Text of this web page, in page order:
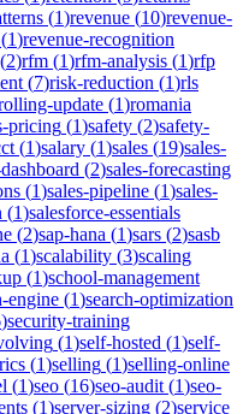
(1)revenue (10)revenue-
(1)revenue-recognition
(2)rfm (1)rfm-analysis (1)rfp
(7)risk-reduction (1)rls
update (1)romania
pricing (1)safety (2)safety-
(1)salary (1)sales (19)sales-
(2)sales-forecasting
(1)sales-pipeline (1)sales-
(1)salesforce-essentials
(2)sap-hana (1)sars (2)sasb
(1)scalability (3)scaling
(1)school-management
engine (1)search-optimization
)security-training
(1)self-hosted (1)self-
(1)selling (1)selling-online
(1)seo (16)seo-audit (1)seo-
(1)server-sizing (2)service